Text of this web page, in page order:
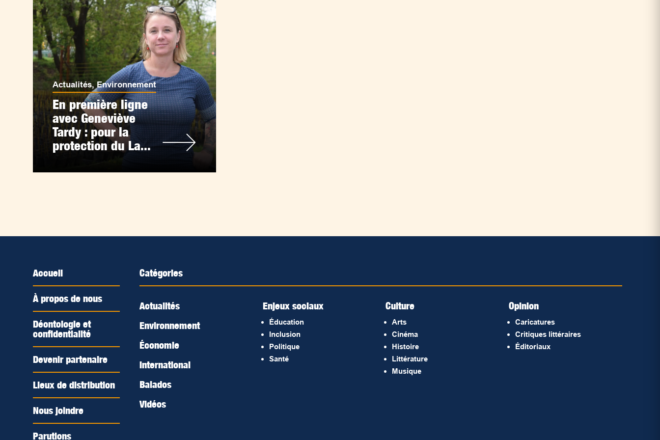
Actualités,Environnement
En première ligne
avec Geneviève
Tardy : pour la
protection du La...
Accueil
À propos de nous
Déontologie et
confidentialité
Devenir partenaire
Lieux de distribution
Nous joindre
Parutions
Catégories
Actualités
Environnement
Économie
International
Balados
Vidéos
Enjeux sociaux
Éducation
Inclusion
Politique
Santé
Culture
Arts
Cinéma
Histoire
Littérature
Musique
Opinion
Caricatures
Critiques littéraires
Éditoriaux